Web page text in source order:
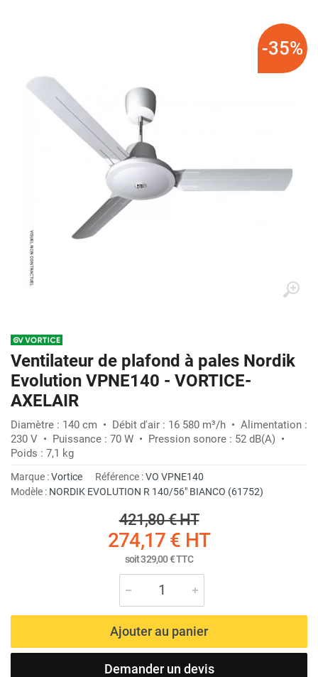
-35%
Ventilateur de plafond à pales Nordik
Evolution VPNE140 - VORTICE-
AXELAIR
Diamètre : 140 cm • Débit d'air : 16 580 m³/h • Alimentation :
230 V • Puissance : 70 W • Pression sonore : 52 dB(A) •
Poids : 7,1 kg
Marque :Vortice Référence :VO VPNE140
Modèle : NORDIK EVOLUTION R 140/56" BIANCO (61752)
421,80 €HT
274,17 € HT
soit329,00 €TTC
Ajouter au panier
Demander un devis